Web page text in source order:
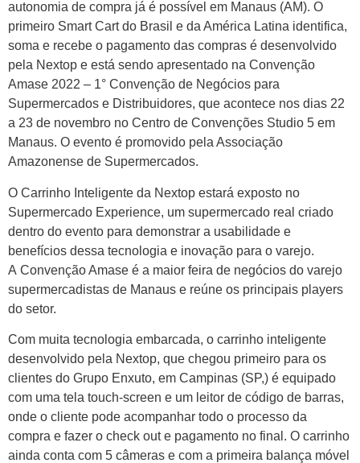
autonomia de compra já é possível em Manaus (AM). O
primeiro Smart Cart do Brasil e da América Latina identifica,
soma e recebe o pagamento das compras é desenvolvido
pela Nextop e está sendo apresentado na Convenção
Amase 2022 – 1° Convenção de Negócios para
Supermercados e Distribuidores, que acontece nos dias 22
a 23 de novembro no Centro de Convenções Studio 5 em
Manaus. O evento é promovido pela Associação
Amazonense de Supermercados.
O Carrinho Inteligente da Nextop estará exposto no
Supermercado Experience, um supermercado real criado
dentro do evento para demonstrar a usabilidade e
benefícios dessa tecnologia e inovação para o varejo.
A Convenção Amase é a maior feira de negócios do varejo
supermercadistas de Manaus e reúne os principais players
do setor.
Com muita tecnologia embarcada, o carrinho inteligente
desenvolvido pela Nextop, que chegou primeiro para os
clientes do Grupo Enxuto, em Campinas (SP,) é equipado
com uma tela touch-screen e um leitor de código de barras,
onde o cliente pode acompanhar todo o processo da
compra e fazer o check out e pagamento no final. O carrinho
ainda conta com 5 câmeras e com a primeira balança móvel